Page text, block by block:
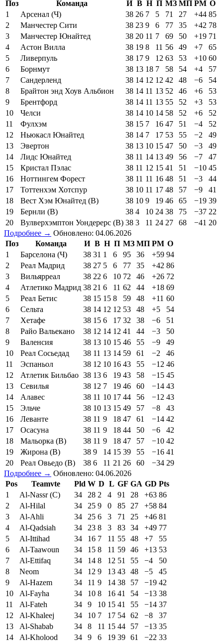
Поз Команда И В Н П МЗ МП РМ О
1
Арсенал (Ч) 38 26 7 5 71 27 +44 85
2
Манчестер Сити 38 23 9 6 77 35 +42 78
3
Манчестер Юнайтед 38 20 11 7 69 50 +19 71
4
Астон Вилла 38 19 8 11 56 49 +7
65
5
Ливерпуль 38 17 9 12 63 53 +10 60
6
Борнмут 38 13 18 7 58 54 +4
57
7
Сандерленд 38 14 12 12 42 48 −6
54
8
Брайтон энд Хоув Альбион 38 14 11 13 52 46 +6
53
9
Брентфорд 38 14 11 13 55 52 +3
53
10
Челси 38 14 10 14 58 52 +6
52
11
Фулхэм 38 15 7 16 47 51 −4
52
12
Ньюкасл Юнайтед 38 14 7 17 53 55 −2
49
13
Эвертон 38 13 10 15 47 50 −3
49
14
Лидс Юнайтед 38 11 14 13 49 56 −7
47
15
Кристал Пэлас 38 11 12 15 41 51 −10 45
16
Ноттингем Форест 38 11 11 16 48 51 −3
44
17
Тоттенхэм Хотспур 38 10 11 17 48 57 −9
41
18
Вест Хэм Юнайтед (В) 38 10 9 19 46 65 −19 39
19
Бернли (В) 38 4 10 24 38 75 −37 22
20
Вулверхэмптон Уондерерс (В) 38 3 11 24 27 68 −41 20
Подробнее → Обновлено: 04.06.2026
Поз
Команда И В Н П МЗ МП РМ О
1
Барселона (Ч) 38 31 1 6 95 36 +59 94
2
Реал Мадрид 38 27 5 6 77 35 +42 86
3
Вильярреал 38 22 6 10 72 46 +26 72
4
Атлетико Мадрид 38 21 6 11 62 44 +18 69
5
Реал Бетис 38 15 15 8 59 48 +11 60
6
Сельта 38 14 12 12 53 48 +5
54
7
Хетафе 38 15 6 17 32 38 −6
51
8
Райо Вальекано 38 12 14 12 41 44 −3
50
9
Валенсия 38 13 10 15 46 55 −9
49
10
Реал Сосьедад 38 11 13 14 59 61 −2
46
11
Эспаньол 38 12 10 16 43 55 −12 46
12
Атлетик Бильбао 38 13 6 19 43 58 −15 45
13
Севилья 38 12 7 19 46 60 −14 43
14
Алавес 38 11 10 17 44 56 −12 43
15
Эльче 38 10 13 15 49 57 −8
43
16
Леванте 38 11 9 18 47 61 −14 42
17
Осасуна 38 11 9 18 44 50 −6
42
18
Мальорка (В) 38 11 9 18 47 57 −10 42
19
Жирона (В) 38 9 14 15 39 55 −16 41
20
Реал Овьедо (В) 38 6 11 21 26 60 −34 29
Подробнее → Обновлено: 04.06.2026
Pos
Teamvte Pld W D L GF GA GD Pts
1
Al-Nassr (C) 34 28 2 4 91 28 +63 86
2
Al-Hilal 34 25 9 0 85 27 +58 84
3
Al-Ahli 34 25 6 3 71 25 +46 81
4
Al-Qadsiah 34 23 8 3 83 34 +49 77
5
Al-Ittihad 34 16 7 11 55 48 +7
55
6
Al-Taawoun 34 15 8 11 59 46 +13 53
7
Al-Ettifaq 34 14 8 12 51 55 −4
50
8
Neom 34 12 9 13 43 48 −5
45
9
Al-Hazem 34 11 9 14 38 57 −19 42
10
Al-Fayha 34 10 8 16 41 54 −13 38
11
Al-Fateh 34 9 10 15 41 55 −14 37
12
Al-Khaleej 34 10 7 17 54 62 −8
37
13
Al-Shabab 34 8 11 15 44 57 −13 35
14
Al-Kholood 34 9 6 19 39 61 −22 33